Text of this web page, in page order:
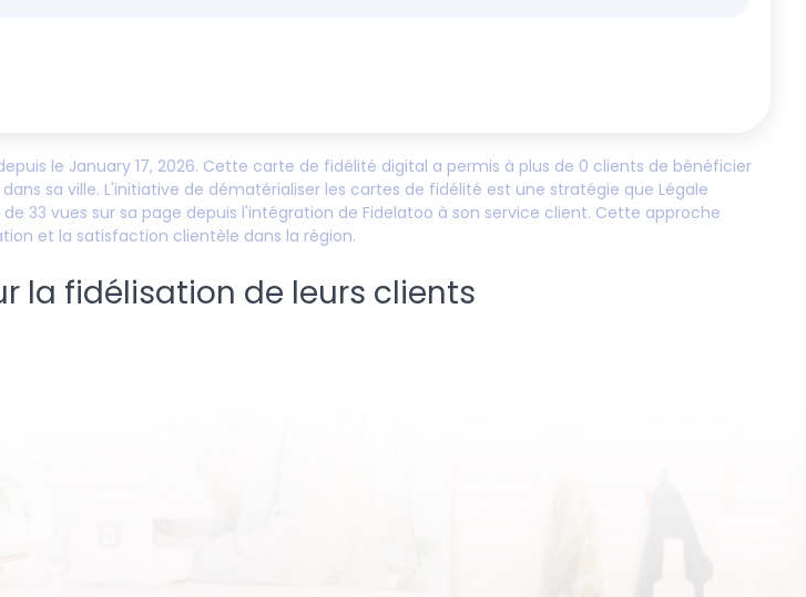
le January 17, 2026. Cette carte de fidélité digital a permis à plus de 0 clients de bénéficier
sa ville. L'initiative de dématérialiser les cartes de fidélité est une stratégie que Légale
33 vues sur sa page depuis l'intégration de Fidelatoo à son service client. Cette approche
et la satisfaction clientèle dans la région.
la fidélisation de leurs clients